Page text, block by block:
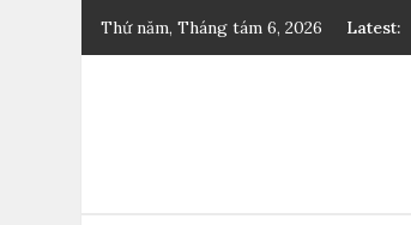
Thứ năm, Tháng tám 6, 2026 Latest: